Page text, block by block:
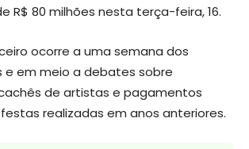
R$ 80 milhões nesta terça-feira, 16.
ocorre a uma semana dos
e em meio a debates sobre
de artistas e pagamentos
realizadas em anos anteriores.